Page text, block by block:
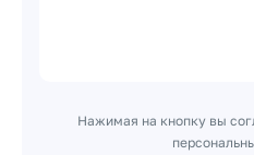
Нажимая на кнопку вы